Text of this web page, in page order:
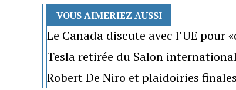
VOUS AIMERIEZ AUSSI
Le Canada discute avec l’UE pour
Tesla retirée du Salon
Robert De Niro et plaidoiries